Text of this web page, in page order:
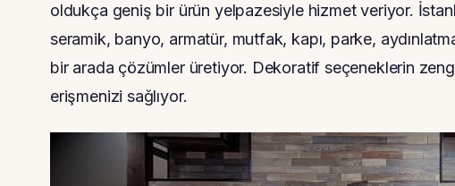
oldukça geniş bir ürün yelpazesiyle hizmet veriyor.
seramik, banyo, armatür, mutfak, kapı, parke,
bir arada çözümler üretiyor. Dekoratif seçeneklerin
erişmenizi sağlıyor.